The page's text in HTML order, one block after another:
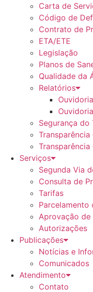
Carta de
Código de
Contrato de
ETA/ETE
Legislação
Planos de
Qualidade da
Relatórios
Segurança do
Serviços
Segunda Via
Consulta de
Tarifas
Parcelamento
Aprovação de
Autorizações
Publicações
Notícias e
Comunicados
Atendimento
Contato